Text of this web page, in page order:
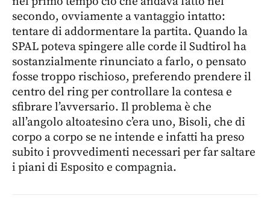
secondo, ovviamente a vantaggio intatto:
tentare di addormentare la partita. Quando la
SPAL poteva spingere alle corde il Sudtirol ha
sostanzialmente rinunciato a farlo, o pensato
fosse troppo rischioso, preferendo prendere il
centro del ring per controllare la contesa e
sfibrare l’avversario. Il problema è che
all’angolo altoatesino c’era uno, Bisoli, che di
corpo a corpo se ne intende e infatti ha preso
subito i provvedimenti necessari per far saltare
i piani di Esposito e compagnia.